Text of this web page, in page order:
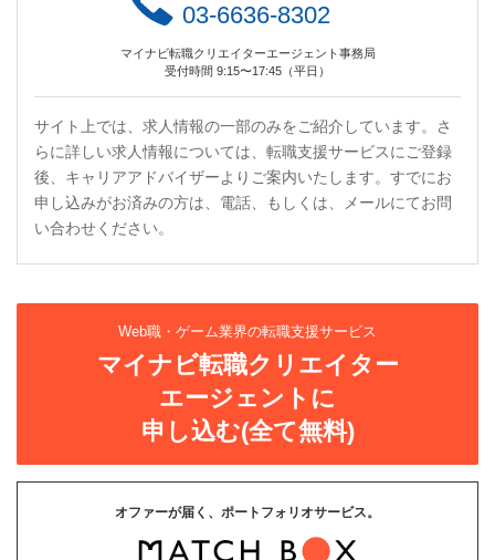
03-6636-8302
マイナビ転職クリエイターエージェント事務局
受付時間 9:15〜17:45（平日）
サイト上では、求人情報の一部のみをご紹介しています。さ
らに詳しい求人情報については、転職支援サービスにご登録
後、キャリアアドバイザーよりご案内いたします。すでにお
申し込みがお済みの方は、電話、もしくは、メールにてお問
い合わせください。
Web職・ゲーム業界の転職支援サービス
マイナビ転職クリエイター
エージェントに
申し込む(全て無料)
オファーが届く、ポートフォリオサービス。